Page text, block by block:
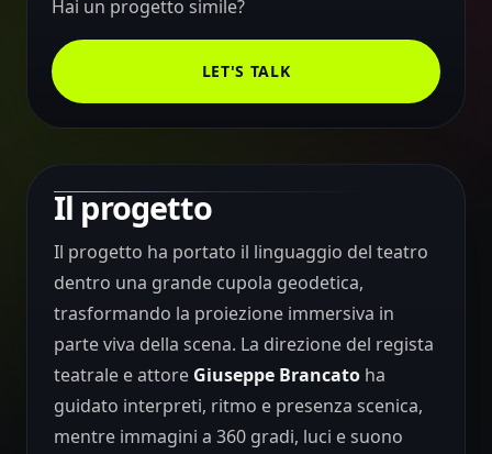
Hai un progetto simile?
LET'S TALK
Il progetto
Il progetto ha portato il linguaggio del teatro
dentro una grande cupola geodetica,
trasformando la proiezione immersiva in
parte viva della scena. La direzione del regista
teatrale e attore Giuseppe Brancato ha
guidato interpreti, ritmo e presenza scenica,
mentre immagini a 360 gradi, luci e suono